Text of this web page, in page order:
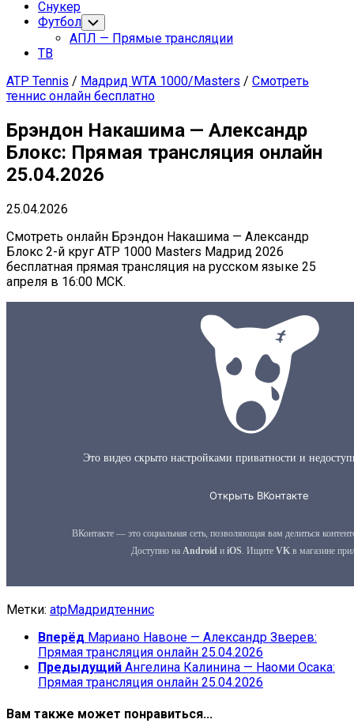
Снукер
Футбол Переключатель
дочернего
меню
АПЛ — Прямые трансляции
ТВ
ATP Tennis / Мадрид WTA 1000/Masters / Смотреть
теннис онлайн бесплатно
Брэндон Накашима — Александр
Блокс: Прямая трансляция онлайн
25.04.2026
25.04.2026
Смотреть онлайн Брэндон Накашима — Александр
Блокс 2-й круг ATP 1000 Masters Мадрид 2026
бесплатная прямая трансляция на русском языке 25
апреля в 16:00 МСК.
Метки: atpМадридтеннис
Вперёд Мариано Навоне — Александр Зверев:
Прямая трансляция онлайн 25.04.2026
Предыдущий Ангелина Калинина — Наоми Осака:
Прямая трансляция онлайн 25.04.2026
Вам также может понравиться...